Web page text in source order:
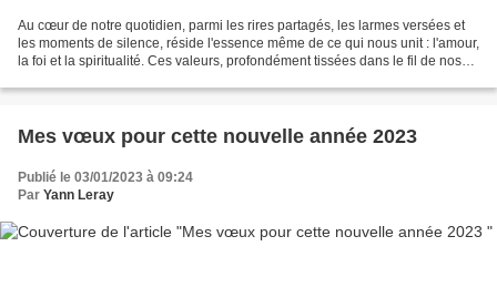
Au cœur de notre quotidien, parmi les rires partagés, les larmes versées et
les moments de silence, réside l'essence même de ce qui nous unit : l'amour,
la foi et la spiritualité. Ces valeurs, profondément tissées dans le fil de nos
Mes vœux pour cette nouvelle année 2023
Publié le 03/01/2023 à 09:24
Par Yann Leray